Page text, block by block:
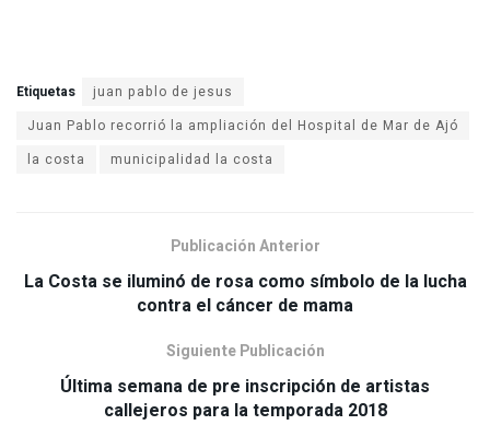
Etiquetas
juan pablo de jesus
Juan Pablo recorrió la ampliación del Hospital de Mar de Ajó
la costa
municipalidad la costa
Publicación Anterior
La Costa se iluminó de rosa como símbolo de la lucha
contra el cáncer de mama
Siguiente Publicación
Última semana de pre inscripción de artistas
callejeros para la temporada 2018